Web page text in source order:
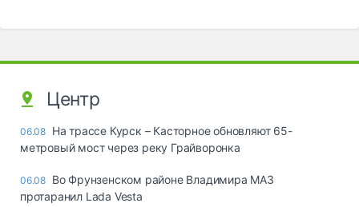
Центр
06.08 На трассе Курск – Касторное обновляют 65-
метровый мост через реку Грайворонка
06.08 Во Фрунзенском районе Владимира МАЗ
протаранил Lada Vesta